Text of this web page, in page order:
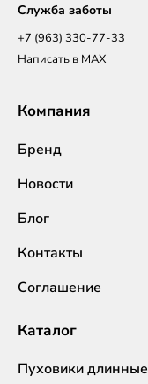
Служба заботы
+7 (963) 330-77-33
Написать в MAX
Компания
Бренд
Новости
Блог
Контакты
Соглашение
Каталог
Пуховики длинные